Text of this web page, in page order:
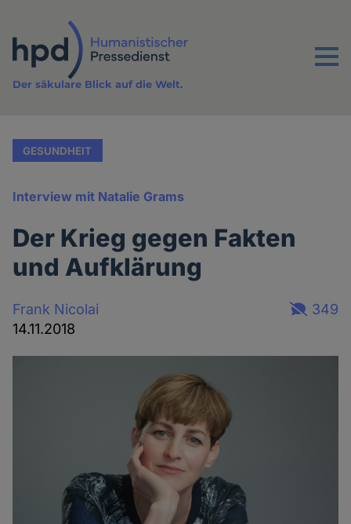
Inhalt
Menu
Der säkulare Blick auf die Welt.
GESUNDHEIT
Interview mit Natalie Grams
Der Krieg gegen Fakten
und Aufklärung
Frank Nicolai
14.11.2018
349